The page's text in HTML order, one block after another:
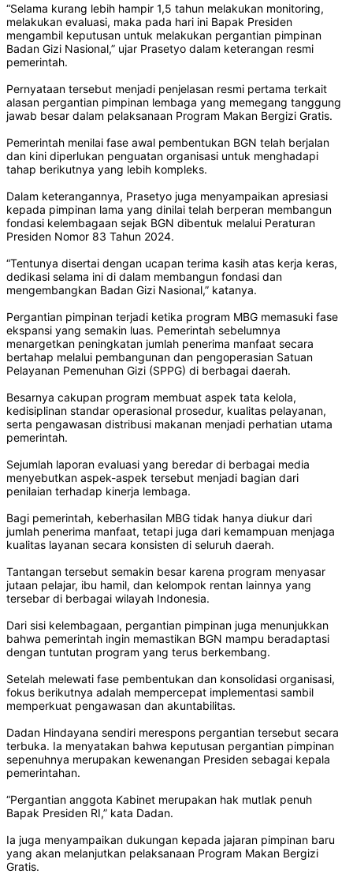
“Selama kurang lebih hampir 1,5 tahun melakukan monitoring,
melakukan evaluasi, maka pada hari ini Bapak Presiden
mengambil keputusan untuk melakukan pergantian pimpinan
Badan Gizi Nasional,” ujar Prasetyo dalam keterangan resmi
pemerintah.
Pernyataan tersebut menjadi penjelasan resmi pertama terkait
alasan pergantian pimpinan lembaga yang memegang tanggung
jawab besar dalam pelaksanaan Program Makan Bergizi Gratis.
Pemerintah menilai fase awal pembentukan BGN telah berjalan
dan kini diperlukan penguatan organisasi untuk menghadapi
tahap berikutnya yang lebih kompleks.
Dalam keterangannya, Prasetyo juga menyampaikan apresiasi
kepada pimpinan lama yang dinilai telah berperan membangun
fondasi kelembagaan sejak BGN dibentuk melalui Peraturan
Presiden Nomor 83 Tahun 2024.
“Tentunya disertai dengan ucapan terima kasih atas kerja keras,
dedikasi selama ini di dalam membangun fondasi dan
mengembangkan Badan Gizi Nasional,” katanya.
Pergantian pimpinan terjadi ketika program MBG memasuki fase
ekspansi yang semakin luas. Pemerintah sebelumnya
menargetkan peningkatan jumlah penerima manfaat secara
bertahap melalui pembangunan dan pengoperasian Satuan
Pelayanan Pemenuhan Gizi (SPPG) di berbagai daerah.
Besarnya cakupan program membuat aspek tata kelola,
kedisiplinan standar operasional prosedur, kualitas pelayanan,
serta pengawasan distribusi makanan menjadi perhatian utama
pemerintah.
Sejumlah laporan evaluasi yang beredar di berbagai media
menyebutkan aspek-aspek tersebut menjadi bagian dari
penilaian terhadap kinerja lembaga.
Bagi pemerintah, keberhasilan MBG tidak hanya diukur dari
jumlah penerima manfaat, tetapi juga dari kemampuan menjaga
kualitas layanan secara konsisten di seluruh daerah.
Tantangan tersebut semakin besar karena program menyasar
jutaan pelajar, ibu hamil, dan kelompok rentan lainnya yang
tersebar di berbagai wilayah Indonesia.
Dari sisi kelembagaan, pergantian pimpinan juga menunjukkan
bahwa pemerintah ingin memastikan BGN mampu beradaptasi
dengan tuntutan program yang terus berkembang.
Setelah melewati fase pembentukan dan konsolidasi organisasi,
fokus berikutnya adalah mempercepat implementasi sambil
memperkuat pengawasan dan akuntabilitas.
Dadan Hindayana sendiri merespons pergantian tersebut secara
terbuka. Ia menyatakan bahwa keputusan pergantian pimpinan
sepenuhnya merupakan kewenangan Presiden sebagai kepala
pemerintahan.
“Pergantian anggota Kabinet merupakan hak mutlak penuh
Bapak Presiden RI,” kata Dadan.
Ia juga menyampaikan dukungan kepada jajaran pimpinan baru
yang akan melanjutkan pelaksanaan Program Makan Bergizi
Gratis.